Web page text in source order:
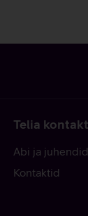
Telia
Abi ja juhendid
Kontaktid